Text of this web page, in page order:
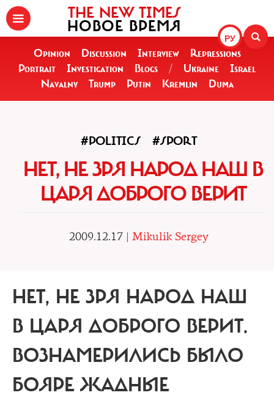
РУ
THE NEW TIMES
НОВОЕ ВРЕМЯ
Opinion Discussion Interview
Repressions
Portrait
Investigation Blogs / Ukraine
Israel
Navalny
Trump Putin Kremlin Duma
#POLITICS #SPORT
НЕТ, НЕ ЗРЯ НАРОД НАШ В
ЦАРЯ ДОБРОГО ВЕРИТ
2009.12.17 | Mikulik Sergey
НЕТ, НЕ ЗРЯ НАРОД НАШ
В ЦАРЯ ДОБРОГО ВЕРИТ.
ВОЗНАМЕРИЛИСЬ БЫЛО
БОЯРЕ ЖАДНЫЕ